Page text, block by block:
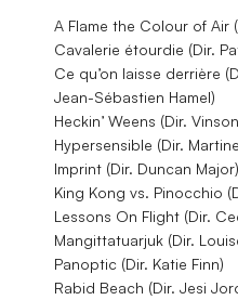
A Flame the Colour of Air
Cavalerie étourdie (Dir.
Ce qu’on laisse derrière
Jean-Sébastien Hamel)
Heckin’ Weens (Dir.
Hypersensible (Dir.
Imprint (Dir. Duncan Major)
King Kong vs. Pinocchio
Lessons On Flight (Dir.
Mangittatuarjuk (Dir.
Panoptic (Dir. Katie Finn)
Rabid Beach (Dir. Jesi